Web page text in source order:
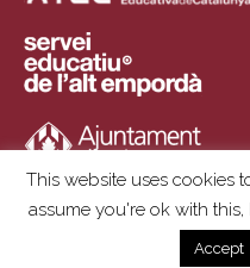
Copyright © 2025 | Institut
17600 Figueres ·
This website uses cookies
assume you're ok with
Accept